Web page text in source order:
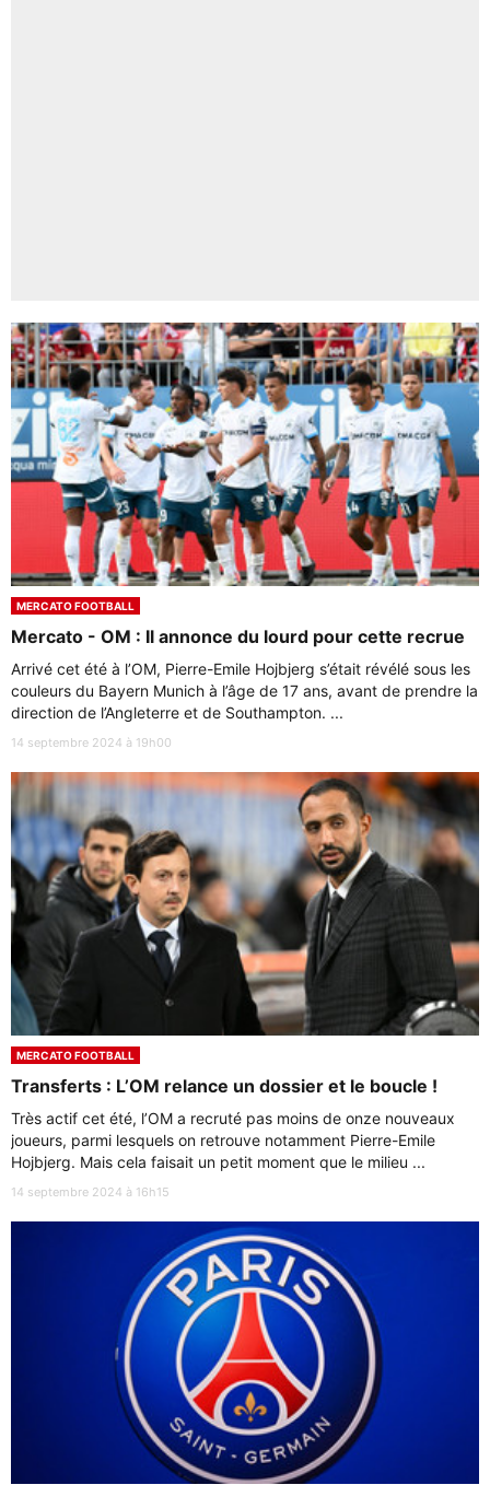
MERCATO FOOTBALL
Mercato - OM : Il annonce du lourd pour cette recrue
Arrivé cet été à l’OM, Pierre-Emile Hojbjerg s’était révélé sous les
couleurs du Bayern Munich à l’âge de 17 ans, avant de prendre la
direction de l’Angleterre et de Southampton. ...
14 septembre 2024 à 19h00
MERCATO FOOTBALL
Transferts : L’OM relance un dossier et le boucle !
Très actif cet été, l’OM a recruté pas moins de onze nouveaux
joueurs, parmi lesquels on retrouve notamment Pierre-Emile
Hojbjerg. Mais cela faisait un petit moment que le milieu ...
14 septembre 2024 à 16h15